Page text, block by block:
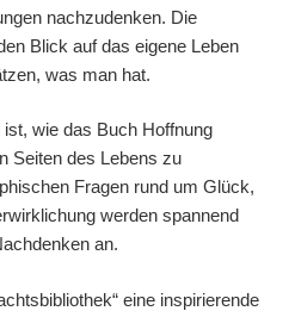
nachzudenken. Die
Blick auf das eigene Leben
was man hat.
wie das Buch Hoffnung
Seiten des Lebens zu
Fragen rund um Glück,
werden spannend
an.
eine inspirierende